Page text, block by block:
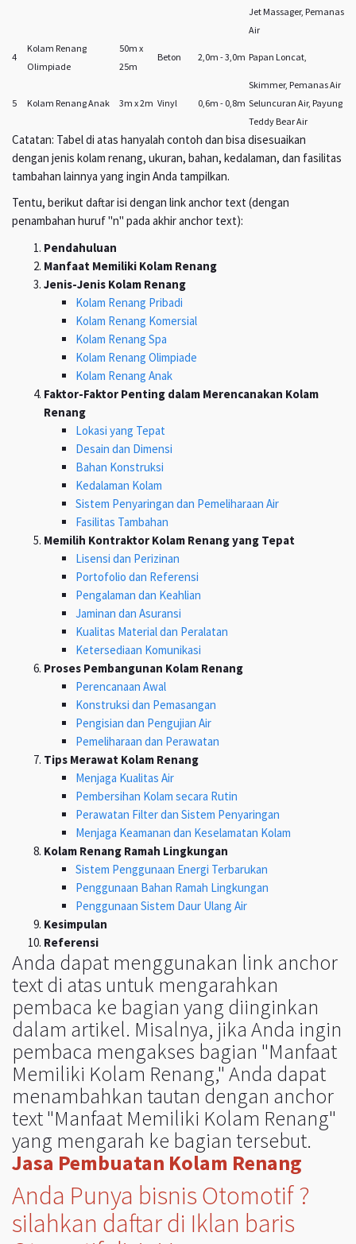
Jet Massager, Pemanas
Air
4
Kolam Renang
Olimpiade
50m x
25m
Beton 2,0m - 3,0m Papan Loncat,
Skimmer, Pemanas Air
5
Kolam Renang Anak 3m x 2m Vinyl 0,6m - 0,8m Seluncuran Air, Payung
Teddy Bear Air
Catatan: Tabel di atas hanyalah contoh dan bisa disesuaikan
dengan jenis kolam renang, ukuran, bahan, kedalaman, dan fasilitas
tambahan lainnya yang ingin Anda tampilkan.
Tentu, berikut daftar isi dengan link anchor text (dengan
penambahan huruf "n" pada akhir anchor text):
Pendahuluan
Manfaat Memiliki Kolam Renang
Jenis-Jenis Kolam Renang
Kolam Renang Pribadi
Kolam Renang Komersial
Kolam Renang Spa
Kolam Renang Olimpiade
Kolam Renang Anak
Faktor-Faktor Penting dalam Merencanakan Kolam
Renang
Lokasi yang Tepat
Desain dan Dimensi
Bahan Konstruksi
Kedalaman Kolam
Sistem Penyaringan dan Pemeliharaan Air
Fasilitas Tambahan
Memilih Kontraktor Kolam Renang yang Tepat
Lisensi dan Perizinan
Portofolio dan Referensi
Pengalaman dan Keahlian
Jaminan dan Asuransi
Kualitas Material dan Peralatan
Ketersediaan Komunikasi
Proses Pembangunan Kolam Renang
Perencanaan Awal
Konstruksi dan Pemasangan
Pengisian dan Pengujian Air
Pemeliharaan dan Perawatan
Tips Merawat Kolam Renang
Menjaga Kualitas Air
Pembersihan Kolam secara Rutin
Perawatan Filter dan Sistem Penyaringan
Menjaga Keamanan dan Keselamatan Kolam
Kolam Renang Ramah Lingkungan
Sistem Penggunaan Energi Terbarukan
Penggunaan Bahan Ramah Lingkungan
Penggunaan Sistem Daur Ulang Air
Kesimpulan
Referensi
Anda dapat menggunakan link anchor
text di atas untuk mengarahkan
pembaca ke bagian yang diinginkan
dalam artikel. Misalnya, jika Anda ingin
pembaca mengakses bagian "Manfaat
Memiliki Kolam Renang," Anda dapat
menambahkan tautan dengan anchor
text "Manfaat Memiliki Kolam Renang"
yang mengarah ke bagian tersebut.
Jasa Pembuatan Kolam Renang
Anda Punya bisnis Otomotif ?
silahkan daftar di Iklan baris